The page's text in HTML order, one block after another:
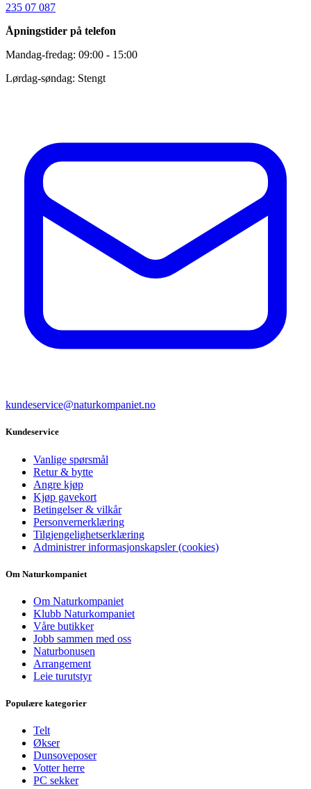
235 07 087
Åpningstider på telefon
Mandag-fredag: 09:00 - 15:00
Lørdag-søndag: Stengt
kundeservice@naturkompaniet.no
Kundeservice
Vanlige spørsmål
Retur & bytte
Angre kjøp
Kjøp gavekort
Betingelser & vilkår
Personvernerklæring
Tilgjengelighetserklæring
Administrer informasjonskapsler (cookies)
Om Naturkompaniet
Om Naturkompaniet
Klubb Naturkompaniet
Våre butikker
Jobb sammen med oss
Naturbonusen
Arrangement
Leie turutstyr
Populære kategorier
Telt
Økser
Dunsoveposer
Votter herre
PC sekker